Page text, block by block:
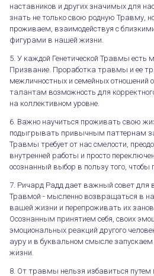
Излечение Генетической Травмы
наставников и других значимых для
знать не только свою родную Травму,
проживаем, взаимодействуя с
фигурами в нашей жизни.
5. У каждой Генетической Травмы
Призвание. Проработка травмы и ее
межличностных и семейных
талантам возможность для
на коллективном уровне.
6. Важно научиться проживать свою
подыгрывать привычным паттернам
Травмы требует от нас смелости,
внутренней работы и просто
осознанный выбор в пользу того, чтобы
7. Ричард Радд дает важный совет для
Травмой - мысленно возвращаться в
вашей жизни и перепроживать их
Осознанным принятием себя, своих
эмоциональных реакций другого
ауру и в буквальном смысле
жизни.
8. От травмы нельзя избавиться путем